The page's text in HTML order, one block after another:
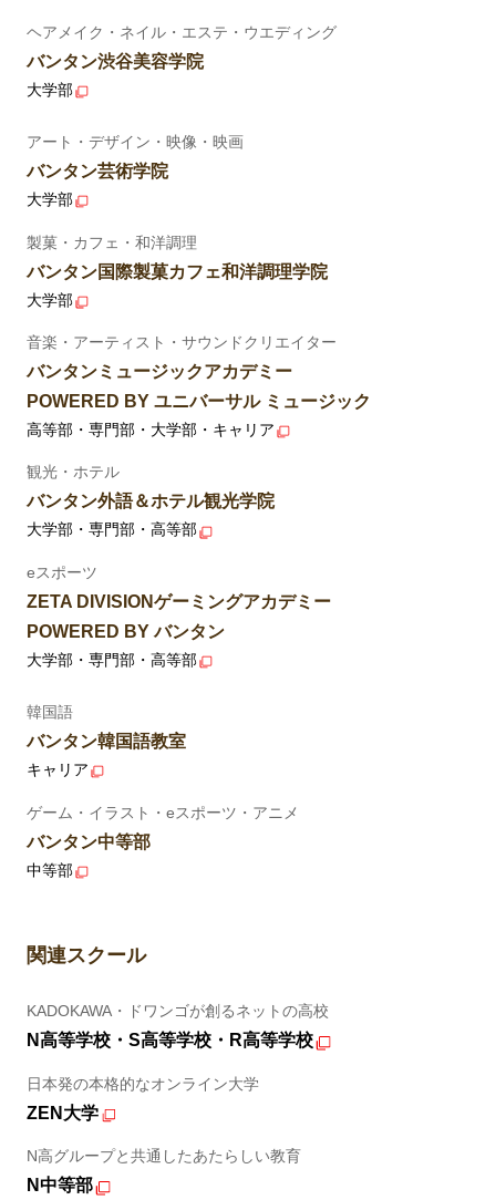
ヘアメイク・ネイル・エステ・ウエディング
バンタン渋谷美容学院
大学部
アート・デザイン・映像・映画
バンタン芸術学院
大学部
製菓・カフェ・和洋調理
バンタン国際製菓カフェ和洋調理学院
大学部
音楽・アーティスト・サウンドクリエイター
バンタンミュージックアカデミー
POWERED BY ユニバーサル ミュージック
高等部・専門部・大学部・キャリア
観光・ホテル
バンタン外語＆ホテル観光学院
大学部・専門部・高等部
eスポーツ
ZETA DIVISIONゲーミングアカデミー
POWERED BY バンタン
大学部・専門部・高等部
韓国語
バンタン韓国語教室
キャリア
ゲーム・イラスト・eスポーツ・アニメ
バンタン中等部
中等部
関連スクール
KADOKAWA・ドワンゴが創るネットの高校
N高等学校・S高等学校・R高等学校
日本発の本格的なオンライン大学
ZEN大学
N高グループと共通したあたらしい教育
N中等部